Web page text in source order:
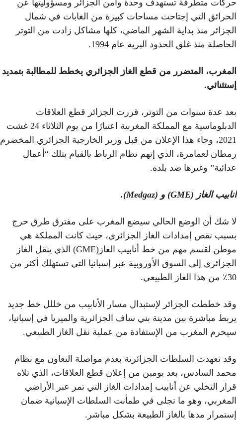
حركات متطرفة تستهدف وحدة وأمن الجزائر ومسؤوليتها عن
الحرائق التي إجتاحت مساحات كبيرة من الغابات في شمال
الجزائر منذ بداية الشهر الماضي، كلها مشاكل زادت من التوتر
الحاصلة منذ غلق الحدود البرية عام 1994.
المغرب، المتضرر من قطع الغاز الجزائري يخطط للمطالبة بتمديد
إستثنائي.
بعد عدة سنوات من التوتر، قررت الجزائر قطع العلاقات
الدبلوماسية مع المملكة المغربية اعتبارًا من يوم الثلاثاء 24 غشت
2021، وجاء هذا الإعلان من قبل وزير الخارجية الجزائري المخضرم
رمطان لعمامرة، الذي إتهم نظام الرباط بالقيام بتلك “أعمال
عدائية” وغيرها ضد بلده.
انابيب الغاز (GME) و (Medgaz).
لا شك أن الوضع الحالي سيضع المغرب على مفترق طرق حرج
بسبب نقص إمدادات الغاز الجزائري، حيث كانت المملكة هي
موطن لقسم مهم من خط أنابيب الغاز(GME) الذي ينقل الغاز
الجزائري إلى السوق الأوروبية عبر إسبانيا التي تستهلك أكثر من
30٪ من هذا الغاز الطبيعي.
وقد خططت الجزائر لإستبدال مسار الأنابيب من خللل خط جديد
يربط مباشرة بين مدينة بني ساف الجزائرية والميريا في إسبانيا،
سيحرم المغرب من الإستفادة من عملية نقل الغاز الطبيعي.
وقد تعهدت السلطات الجزائرية بعدم مواصلة التعاون مع نظام
محمد السادس، بعد يومين من إعلان قطع العلاقات، الذي تلاه
قرار التخلي عن أنابيب إمدادات الغاز التي تمر عبر الأراضي
المغربي، وهو ما تجلى في طمأنت السلطات الإسبانية ضمان
إستمرار مدها بالغاز الطبيعة بشكل مباشر.